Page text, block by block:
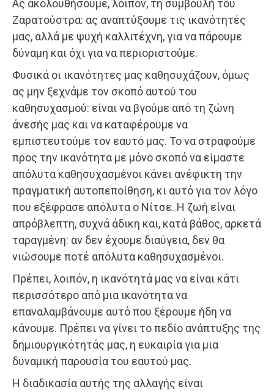
Ας ακολουθήσουμε, λοιπόν, τη συμβουλή του
Ζαρατούστρα: ας αναπτύξουμε τις ικανότητές
μας, αλλά με ψυχή καλλιτέχνη, για να πάρουμε
δύναμη και όχι για να περιοριστούμε.
Φυσικά οι ικανότητες μας καθησυχάζουν, όμως
ας μην ξεχνάμε τον σκοπό αυτού του
καθησυχασμού: είναι να βγούμε από τη ζώνη
άνεσής μας και να καταφέρουμε να
εμπιστευτούμε τον εαυτό μας. Το να στραφούμε
προς την ικανότητα με μόνο σκοπό να είμαστε
απόλυτα καθησυχασμένοι κάνει ανέφικτη την
πραγματική αυτοπεποίθηση, κι αυτό για τον λόγο
που εξέφρασε απόλυτα ο Νίτσε. Η ζωή είναι
απρόβλεπτη, συχνά άδικη και, κατά βάθος, αρκετά
ταραγμένη: αν δεν έχουμε διαύγεια, δεν θα
νιώσουμε ποτέ απόλυτα καθησυχασμένοι.
Πρέπει, λοιπόν, η ικανότητά μας να είναι κάτι
περισσότερο από μια ικανότητα να
επαναλαμβάνουμε αυτό που ξέρουμε ήδη να
κάνουμε. Πρέπει να γίνει το πεδίο ανάπτυξης της
δημιουργικότητάς μας, η ευκαιρία για μια
δυναμική παρουσία του εαυτού μας.
Η διαδικασία αυτής της αλλαγής είναι